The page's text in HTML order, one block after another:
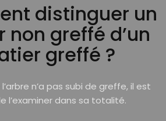
distinguer un
greffé d’un
greffé ?
l’arbre n’a pas subi de greffe, il est
l’examiner dans sa totalité.